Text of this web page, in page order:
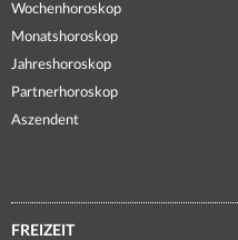
Wochenhoroskop
Monatshoroskop
Jahreshoroskop
Partnerhoroskop
Aszendent
FREIZEIT